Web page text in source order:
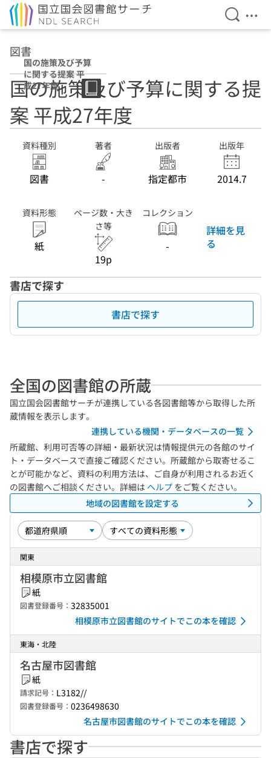
検索を
メ
図書
国の施策及び予算
に関する提案 平
成27年度
国の施策及び予算に関する提
案 平成27年度
資料種別
図書
著者
-
出版者
指定都市
出版年
2014.7
資料形態
紙
ページ数・大き
さ等
19p
コレクション
-
詳細を見
る
書店で探す
書店で探す
全国の図書館の所蔵
国立国会図書館サーチが連携している各図書館等から取得した所
蔵情報を表示します。
連携している機関・データベースの一覧
所蔵館、利用可否等の詳細・最新状況は情報提供元の各館のサイ
ト・データベースで直接ご確認ください。所蔵館から取寄せるこ
とが可能かなど、資料の利用方法は、ご自身が利用されるお近く
の図書館へご相談ください。詳細は ヘルプ をご覧ください。
地域の図書館を設定する
関東
相模原市立図書館
紙
図書登録番号： 32835001
相模原市立図書館のサイトでこの本を確認
東海・北陸
名古屋市図書館
紙
請求記号： L3182//
図書登録番号： 0236498630
名古屋市図書館のサイトでこの本を確認
書店で探す